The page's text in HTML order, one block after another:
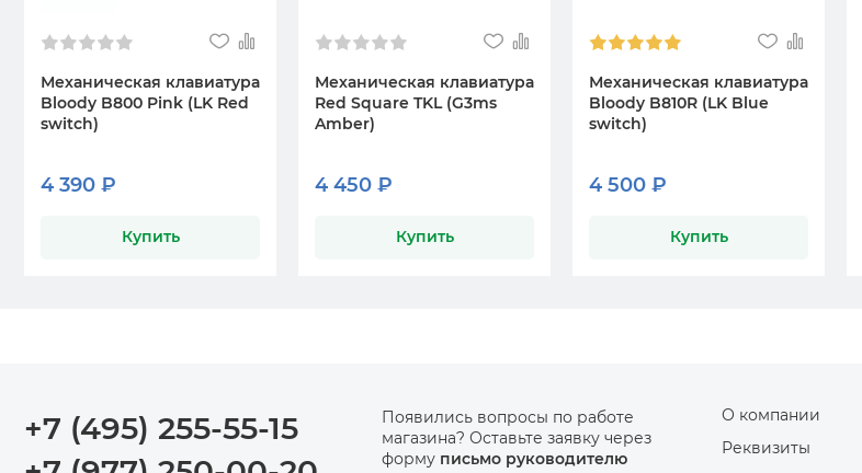
Механическая клавиатура
Bloody B800 Pink (LK Red
switch)
4 390 ₽
Купить
Механическая клавиатура
Red Square TKL (G3ms
Amber)
4 450 ₽
Купить
Механическая клавиатура
Bloody B810R (LK Blue
switch)
4 500 ₽
Купить
+7 (495) 255-55-15
Появились вопросы по работе
магазина? Оставьте заявку через
форму письмо руководителю
О компании
Реквизиты